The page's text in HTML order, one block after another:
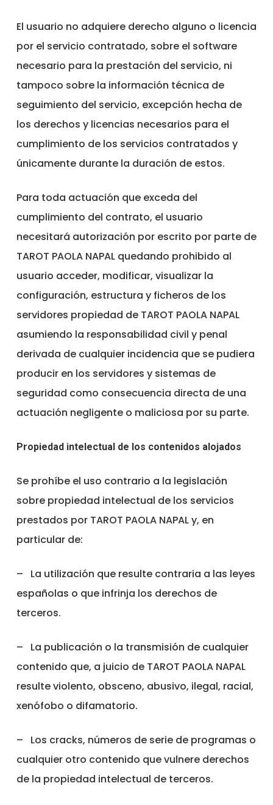
El usuario no adquiere derecho alguno o licencia
por el servicio contratado, sobre el software
necesario para la prestación del servicio, ni
tampoco sobre la información técnica de
seguimiento del servicio, excepción hecha de
los derechos y licencias necesarios para el
cumplimiento de los servicios contratados y
únicamente durante la duración de estos.
Para toda actuación que exceda del
cumplimiento del contrato, el usuario
necesitará autorización por escrito por parte de
TAROT PAOLA NAPAL quedando prohibido al
usuario acceder, modificar, visualizar la
configuración, estructura y ficheros de los
servidores propiedad de TAROT PAOLA NAPAL
asumiendo la responsabilidad civil y penal
derivada de cualquier incidencia que se pudiera
producir en los servidores y sistemas de
seguridad como consecuencia directa de una
actuación negligente o maliciosa por su parte.
Propiedad intelectual de los contenidos alojados
Se prohíbe el uso contrario a la legislación
sobre propiedad intelectual de los servicios
prestados por TAROT PAOLA NAPAL y, en
particular de:
–
La utilización que resulte contraria a las leyes
españolas o que infrinja los derechos de
terceros.
–
La publicación o la transmisión de cualquier
contenido que, a juicio de TAROT PAOLA NAPAL
resulte violento, obsceno, abusivo, ilegal, racial,
xenófobo o difamatorio.
–
Los cracks, números de serie de programas o
cualquier otro contenido que vulnere derechos
de la propiedad intelectual de terceros.